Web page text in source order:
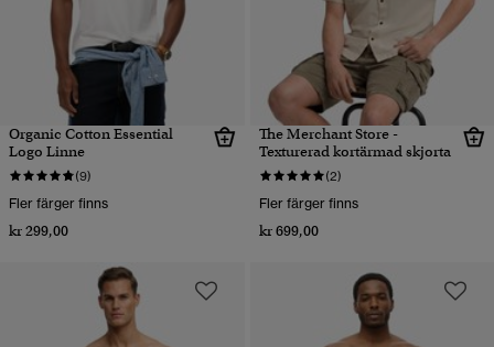
Organic Cotton Essential
Logo Linne
(9)
Fler färger finns
kr 299,00
The Merchant Store -
Texturerad kortärmad skjorta
(2)
Fler färger finns
kr 699,00